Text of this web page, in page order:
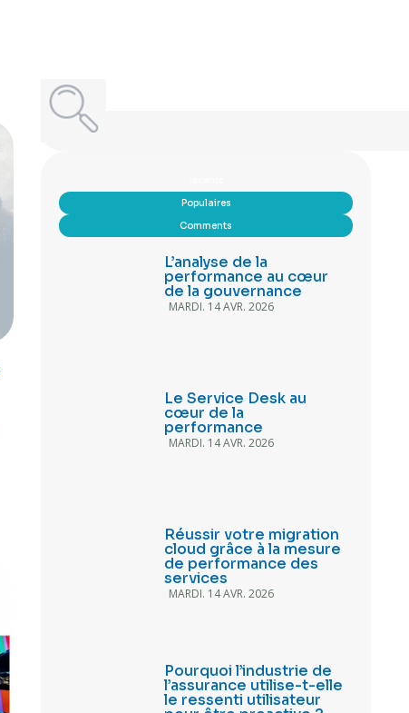
Populaires
Comments
L’analyse de la
performance au cœur
de la gouvernance
MARDI. 14 AVR. 2026
Le Service Desk au
cœur de la
performance
MARDI. 14 AVR. 2026
Réussir votre migration
cloud grâce à la mesure
de performance des
services
MARDI. 14 AVR. 2026
Pourquoi l’industrie de
l’assurance utilise-t-elle
le ressenti utilisateur